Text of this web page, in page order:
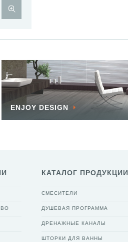
ENJOY DESIGN
КАТАЛОГ ПРОДУКЦИИ
СМЕСИТЕЛИ
ДУШЕВАЯ ПРОГРАММА
ДРЕНАЖНЫЕ КАНАЛЫ
ШТОРКИ ДЛЯ ВАННЫ